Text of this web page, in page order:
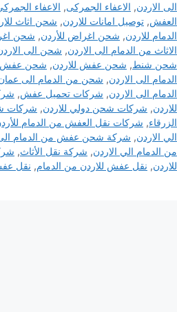
الى الاردن, الاعفاء الجمركى, الاعفاء
العفش, توصيل امانات للاردن, شحن اثاث
الدمام للاردن, شحن اغراض للأردن, شحن
الاثاث من الدمام الى الاردن, شحن الى
شحن شنط, شحن عفش للاردن, شحن عفش
الدمام الى الاردن, شحن من الدمام الى
الدمام الى الاردن, شركات تحميل عفش,
للاردن, شركات شحن دولي للاردن, شركات
الزرقاء, شركات نقل العفش من الدمام
الي الاردن, شركة شحن عفش من الدمام الى
من الدمام الي الاردن, شركة نقل الأثاث,
للاردن, نقل عفش للاردن من الدمام, نقل